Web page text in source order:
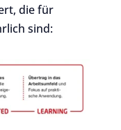
die für
sind: